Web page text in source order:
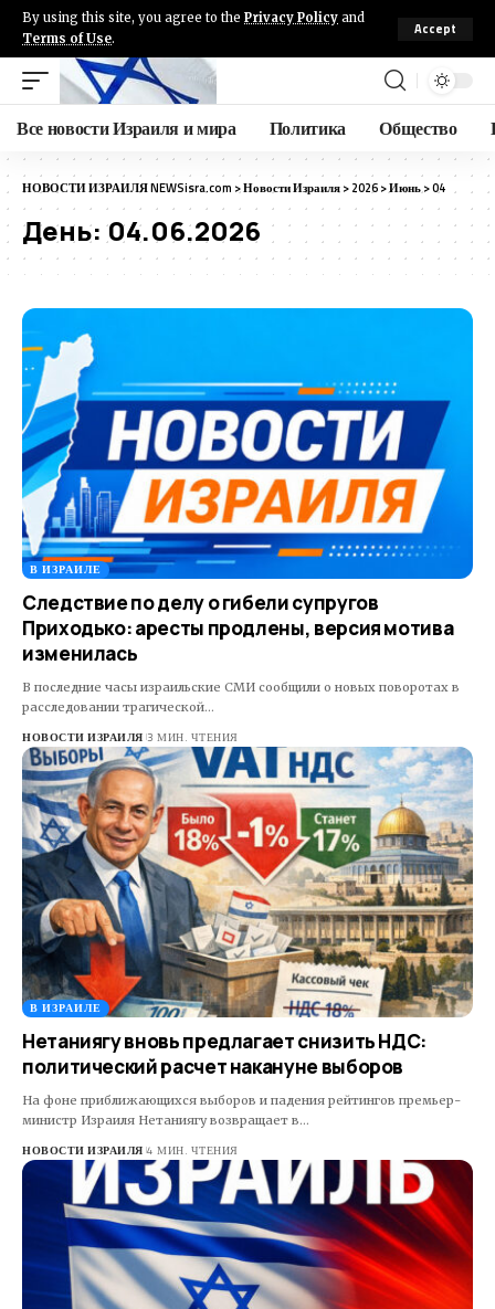
By using this site, you agree to the Privacy Policy and
Terms of Use.
Accept
Все новости Израиля и мира Политика Общество
НОВОСТИ ИЗРАИЛЯ NEWSisra.com >Новости Израиля>2026>Июнь>04
День:04.06.2026
В ИЗРАИЛЕ
Следствие по делу о гибели супругов
Приходько: аресты продлены, версия мотива
изменилась
В последние часы израильские СМИ сообщили о новых поворотах в
расследовании трагической…
НОВОСТИ ИЗРАИЛЯ 3 МИН. ЧТЕНИЯ
В ИЗРАИЛЕ
Нетаниягу вновь предлагает снизить НДС:
политический расчет накануне выборов
На фоне приближающихся выборов и падения рейтингов премьер-
министр Израиля Нетаниягу возвращает в…
НОВОСТИ ИЗРАИЛЯ 4 МИН. ЧТЕНИЯ